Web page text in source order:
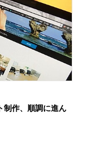
制作、順調に進ん